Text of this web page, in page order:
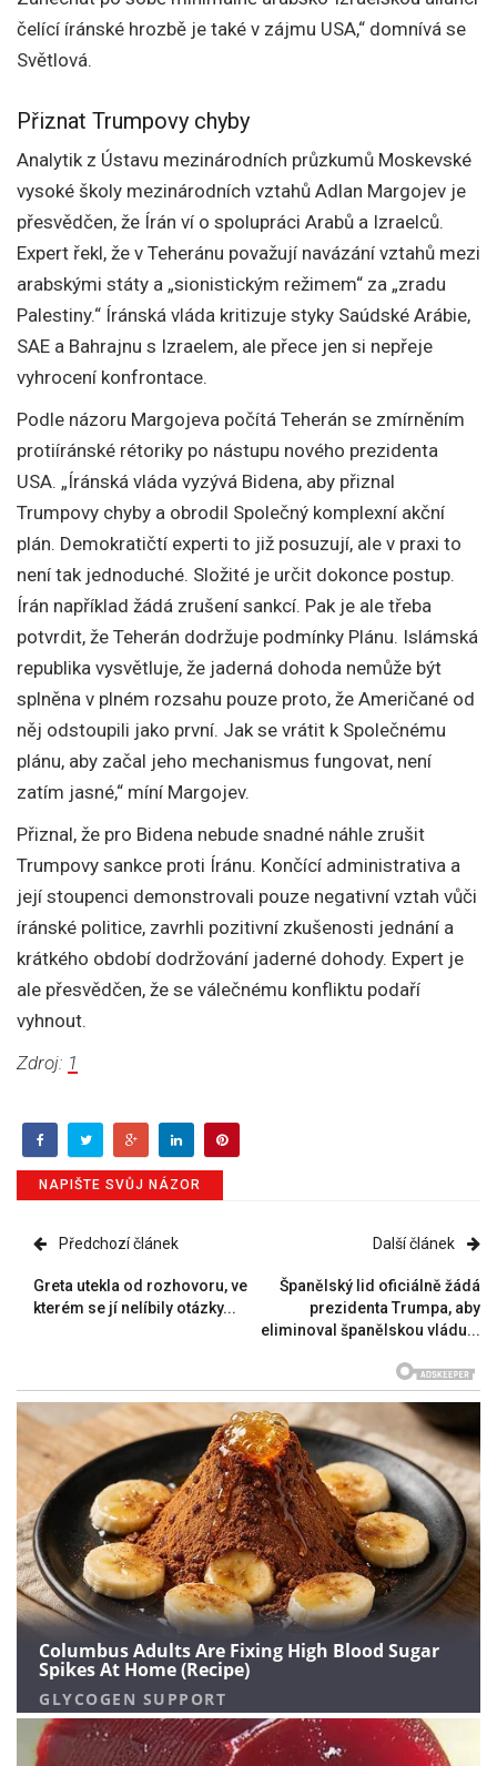
čelící íránské hrozbě je také v zájmu USA,“ domnívá se
Světlová.
Přiznat Trumpovy chyby
Analytik z Ústavu mezinárodních průzkumů Moskevské
vysoké školy mezinárodních vztahů Adlan Margojev je
přesvědčen, že Írán ví o spolupráci Arabů a Izraelců.
Expert řekl, že v Teheránu považují navázání vztahů mezi
arabskými státy a „sionistickým režimem“ za „zradu
Palestiny.“ Íránská vláda kritizuje styky Saúdské Arábie,
SAE a Bahrajnu s Izraelem, ale přece jen si nepřeje
vyhrocení konfrontace.
Podle názoru Margojeva počítá Teherán se zmírněním
protiíránské rétoriky po nástupu nového prezidenta
USA. „Íránská vláda vyzývá Bidena, aby přiznal
Trumpovy chyby a obrodil Společný komplexní akční
plán. Demokratičtí experti to již posuzují, ale v praxi to
není tak jednoduché. Složité je určit dokonce postup.
Írán například žádá zrušení sankcí. Pak je ale třeba
potvrdit, že Teherán dodržuje podmínky Plánu. Islámská
republika vysvětluje, že jaderná dohoda nemůže být
splněna v plném rozsahu pouze proto, že Američané od
něj odstoupili jako první. Jak se vrátit k Společnému
plánu, aby začal jeho mechanismus fungovat, není
zatím jasné,“ míní Margojev.
Přiznal, že pro Bidena nebude snadné náhle zrušit
Trumpovy sankce proti Íránu. Končící administrativa a
její stoupenci demonstrovali pouze negativní vztah vůči
íránské politice, zavrhli pozitivní zkušenosti jednání a
krátkého období dodržování jaderné dohody. Expert je
ale přesvědčen, že se válečnému konfliktu podaří
vyhnout.
Zdroj: 1
NAPIŠTE SVŮJ NÁZOR
Předchozí článek
Greta utekla od rozhovoru, ve
kterém se jí nelíbily otázky...
Další článek
Španělský lid oficiálně žádá
prezidenta Trumpa, aby
eliminoval španělskou vládu...